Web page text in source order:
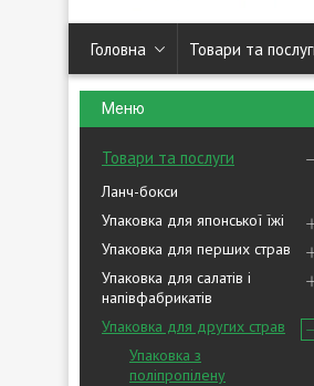
Головна Товари та
Товари та послуги
Ланч-бокси
Упаковка для японської їжі
Упаковка для перших страв
Упаковка для салатів і
напівфабрикатів
Упаковка для других страв
Упаковка з
поліпропілену